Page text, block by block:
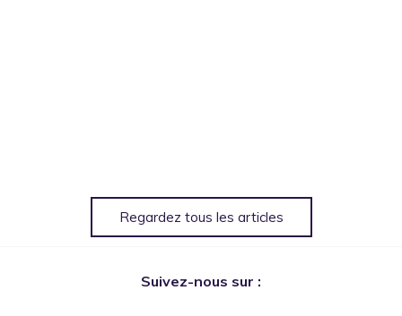
Regardez tous les articles
Suivez-nous sur :